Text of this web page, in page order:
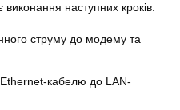
наступних кроків:
струму до модему та
Ethernet-кабелю до LAN-